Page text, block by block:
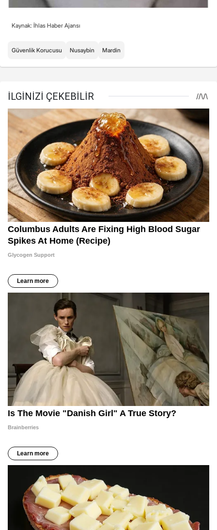
Kaynak: İhlas Haber Ajansı
Güvenlik Korucusu Nusaybin Mardin